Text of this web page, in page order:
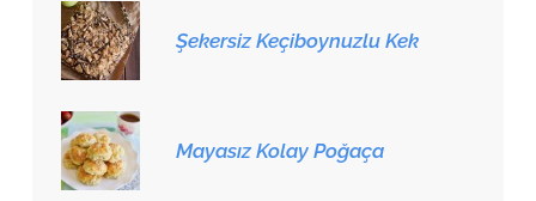
Şekersiz Keçiboynuzlu Kek
Mayasız Kolay Poğaça